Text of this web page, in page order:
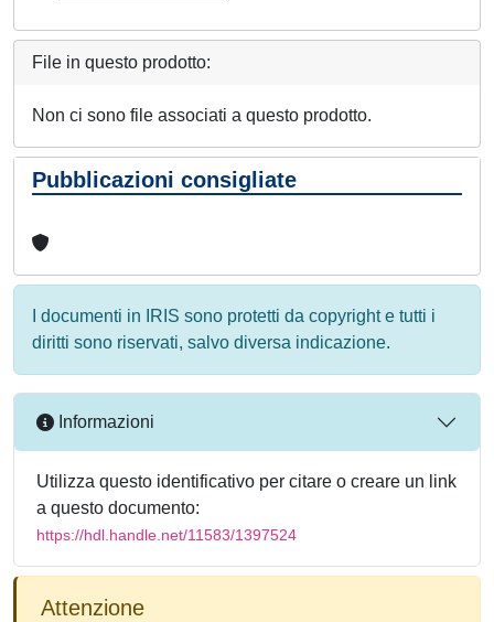
File in questo prodotto:
Non ci sono file associati a questo prodotto.
Pubblicazioni consigliate
I documenti in IRIS sono protetti da copyright e tutti i
diritti sono riservati, salvo diversa indicazione.
Informazioni
Utilizza questo identificativo per citare o creare un link
a questo documento:
https://hdl.handle.net/11583/1397524
Attenzione